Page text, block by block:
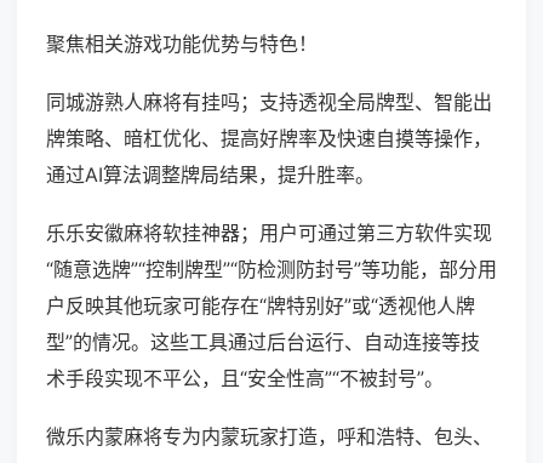
聚焦相关游戏功能优势与特色！
同城游熟人麻将有挂吗；支持透视全局牌型、智能出
牌策略、暗杠优化、提高好牌率及快速自摸等操作，
通过AI算法调整牌局结果，提升胜率。
乐乐安徽麻将软挂神器；用户可通过第三方软件实现
“随意选牌”“控制牌型”“防检测防封号”等功能，部分用
户反映其他玩家可能存在“牌特别好”或“透视他人牌
型”的情况。这些工具通过后台运行、自动连接等技
术手段实现不平公，且“安全性高”“不被封号”。
微乐内蒙麻将专为内蒙玩家打造，呼和浩特、包头、